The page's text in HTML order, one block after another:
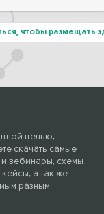
чтобы размещать
целью,
скачать самые
и вебинары, схемы
а так же
разным